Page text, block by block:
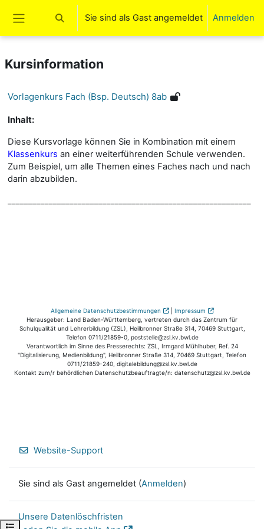
Website-Übersicht
Sucheingabe umschalten
Sie sind als Gast angemeldet Anmelden
Kursindex öffnen
Kursinformation
Vorlagenkurs Fach (Bsp. Deutsch) 8ab
Inhalt:
Diese Kursvorlage können Sie in Kombination mit einem
Klassenkurs an einer weiterführenden Schule verwenden.
Zum Beispiel, um alle Themen eines Faches nach und nach
darin abzubilden.
Allgemeine Datenschutzbestimmungen | Impressum
Herausgeber: Land Baden-Württemberg, vertreten durch das Zentrum für
Schulqualität und Lehrerbildung (ZSL), Heilbronner Straße 314, 70469 Stuttgart,
Telefon 0711/21859-0, poststelle@zsl.kv.bwl.de
Verantwortlich im Sinne des Presserechts: ZSL, Irmgard Mühlhuber, Ref. 24
"Digitalisierung, Medienbildung", Heilbronner Straße 314, 70469 Stuttgart, Telefon
0711/21859-240, digitalebildung@zsl.kv.bwl.de
Kontakt zum/r behördlichen Datenschutzbeauftragte/n: datenschutz@zsl.kv.bwl.de
Website-Support
Sie sind als Gast angemeldet (Anmelden)
Unsere Datenlöschfristen